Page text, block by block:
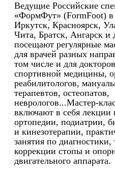
Ведущие Российские
«ФормФут» (FormFoot) в
Иркутск, Красноярск,
Чита, Братск, Ангарск и
посещают регулярные
для врачей разных
том числе и для докторов
спортивной медицины,
реабилитологов,
терапевтов, остеопатов,
неврологов...Мастер-
включают в себя лекции
ортопедии, подиатрии,
и кинезотерапии,
занятия по диагностики,
коррекции стопы и
двигательного аппарата.